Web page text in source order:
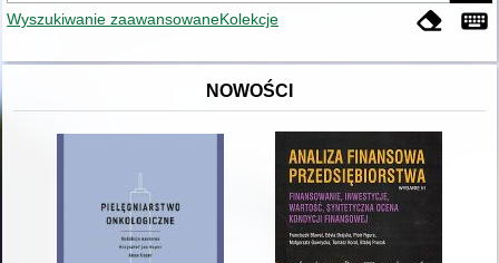
Wyszukiwanie zaawansowaneKolekcje
NOWOŚCI